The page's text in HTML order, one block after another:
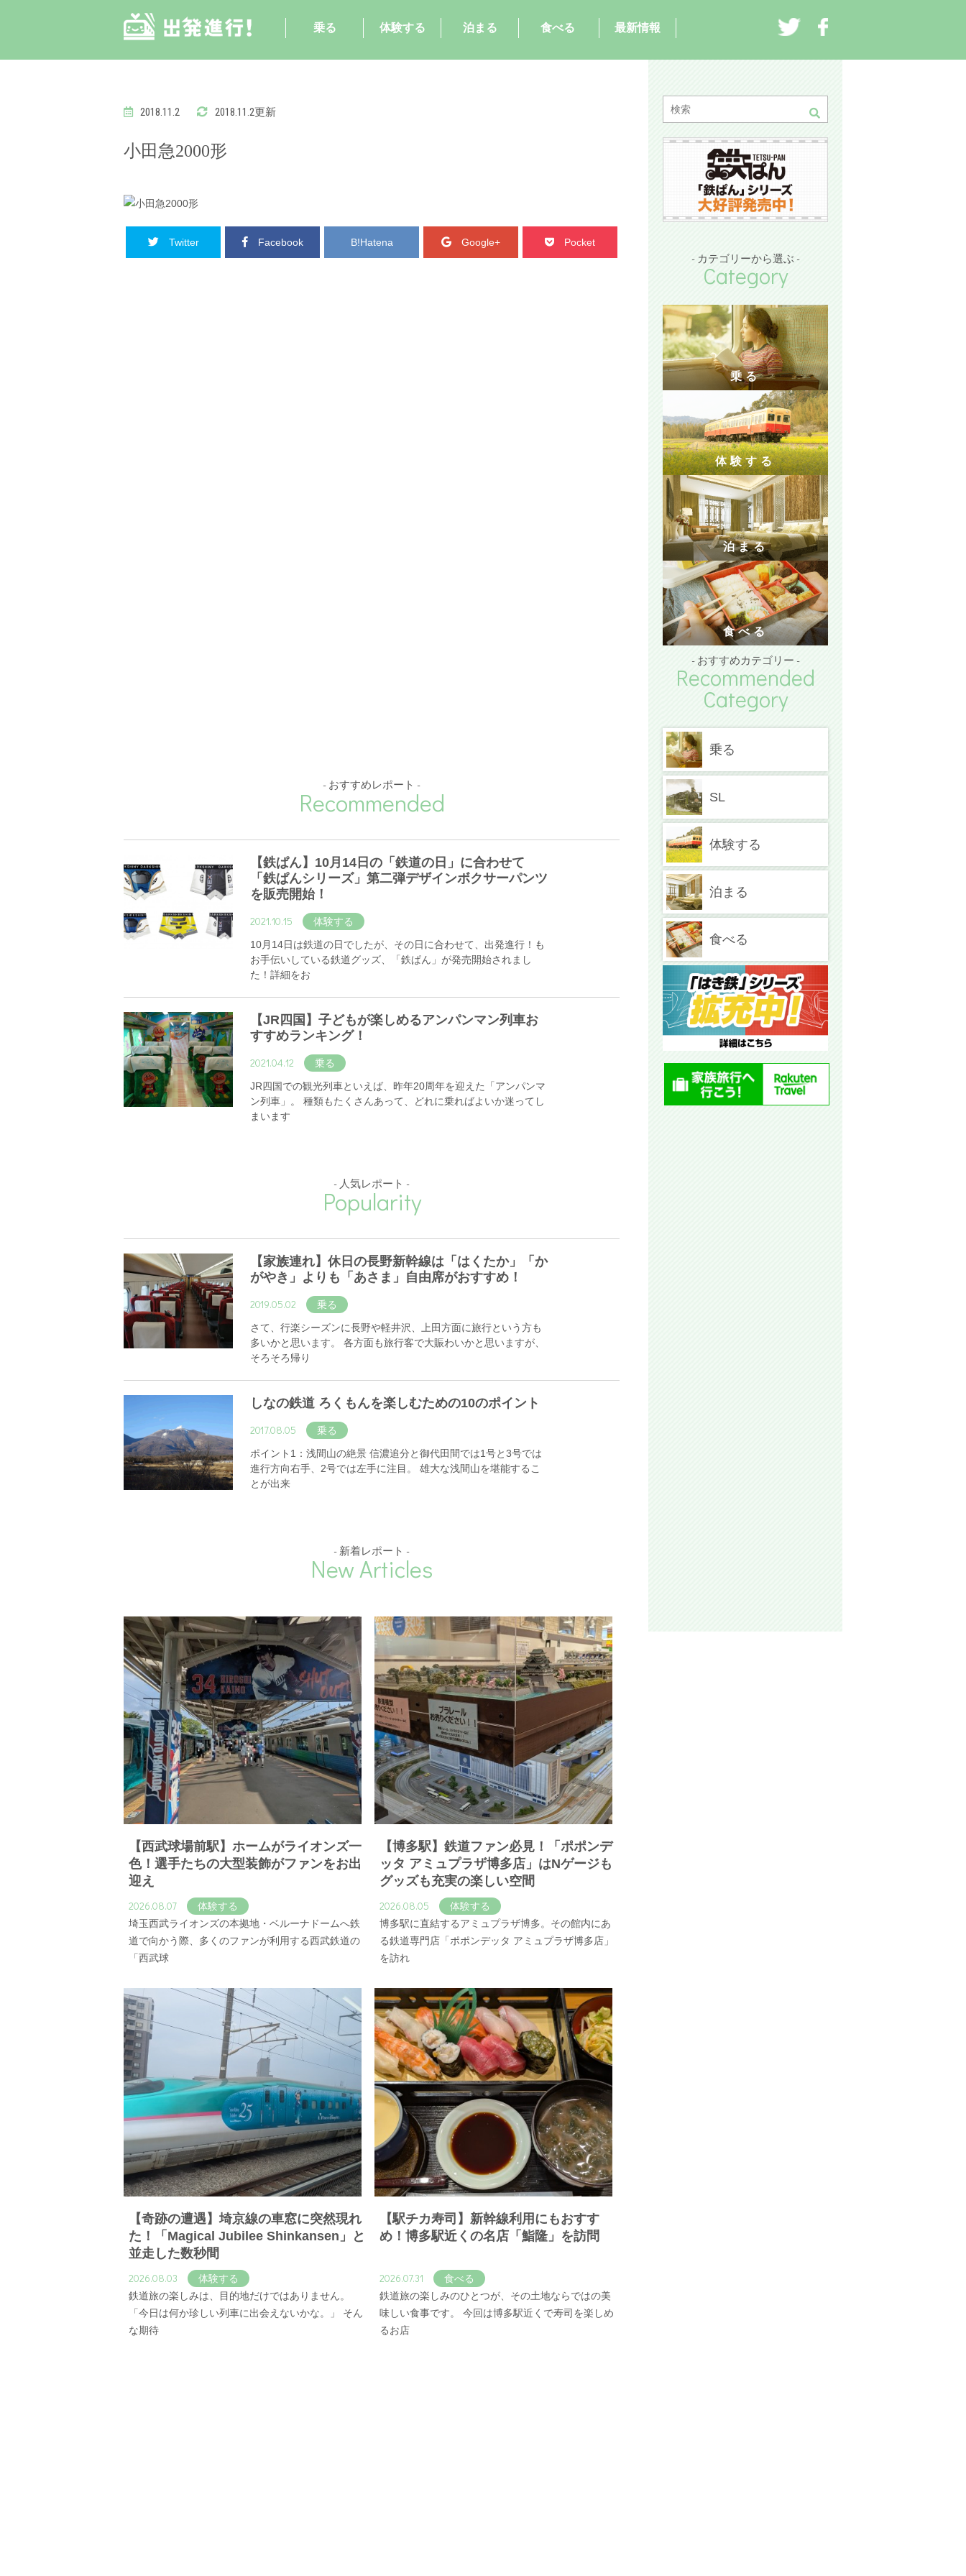
乗る 体験する 泊まる 食べる 最新情報
2018.11.2 2018.11.2更新
小田急2000形
Twitter Facebook B!Hatena Google+ Pocket
- おすすめレポート -
Recommended
【鉄ぱん】10月14日の「鉄道の日」に合わせて
「鉄ぱんシリーズ」第二弾デザインボクサーパンツ
を販売開始！
2021.10.15
体験する
10月14日は鉄道の日でしたが、その日に合わせて、出発進行！も
お手伝いしている鉄道グッズ、「鉄ぱん」が発売開始されまし
た！詳細をお
【JR四国】子どもが楽しめるアンパンマン列車お
すすめランキング！
2021.04.12
乗る
JR四国での観光列車といえば、昨年20周年を迎えた「アンパンマ
ン列車」。 種類もたくさんあって、どれに乗ればよいか迷ってし
まいます
- 人気レポート -
Popularity
【家族連れ】休日の長野新幹線は「はくたか」「か
がやき」よりも「あさま」自由席がおすすめ！
2019.05.02
乗る
さて、行楽シーズンに長野や軽井沢、上田方面に旅行という方も
多いかと思います。 各方面も旅行客で大賑わいかと思いますが、
そろそろ帰り
しなの鉄道 ろくもんを楽しむための10のポイント
2017.08.05
乗る
ポイント1：浅間山の絶景 信濃追分と御代田間では1号と3号では
進行方向右手、2号では左手に注目。 雄大な浅間山を堪能するこ
とが出来
- 新着レポート -
New Articles
【西武球場前駅】ホームがライオンズ一
色！選手たちの大型装飾がファンをお出
迎え
2026.08.07
体験する
埼玉西武ライオンズの本拠地・ベルーナドームへ鉄
道で向かう際、多くのファンが利用する西武鉄道の
「西武球
【博多駅】鉄道ファン必見！「ポポンデ
ッタ アミュプラザ博多店」はNゲージも
グッズも充実の楽しい空間
2026.08.05
体験する
博多駅に直結するアミュプラザ博多。その館内にあ
る鉄道専門店「ポポンデッタ アミュプラザ博多店」
を訪れ
【奇跡の遭遇】埼京線の車窓に突然現れ
た！「Magical Jubilee Shinkansen」と
並走した数秒間
2026.08.03
体験する
鉄道旅の楽しみは、目的地だけではありません。
「今日は何か珍しい列車に出会えないかな。」 そん
な期待
【駅チカ寿司】新幹線利用にもおすす
め！博多駅近くの名店「鮨隆」を訪問
2026.07.31
食べる
鉄道旅の楽しみのひとつが、その土地ならではの美
味しい食事です。 今回は博多駅近くで寿司を楽しめ
るお店
- カテゴリーから選ぶ -
Category
乗る
体験する
泊まる
食べる
- おすすめカテゴリー -
Recommended
Category
乗る
SL
体験する
泊まる
食べる